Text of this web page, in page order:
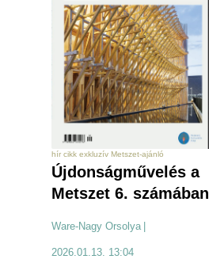
hír cikk exkluzív Metszet-ajánló
Újdonságművelés a
Metszet 6. számában
Ware-Nagy Orsolya |
2026.01.13. 13:04